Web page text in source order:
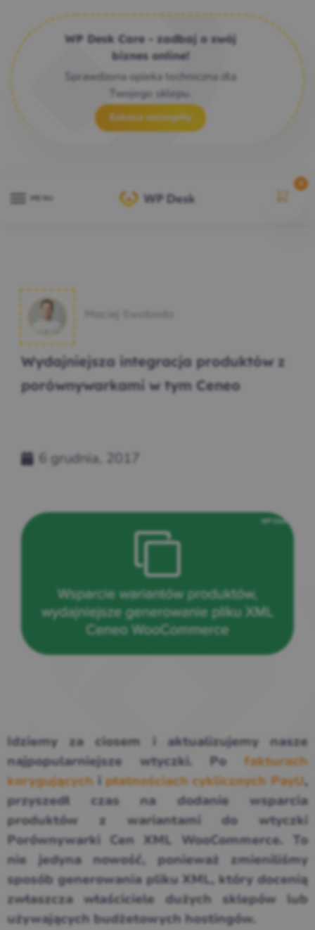
WP Desk Care - zadbaj o swój
biznes online!
Sprawdzona opieka techniczna dla
Twojego sklepu.
Zobacz szczegóły
Wydajniejsza integracja produktów z
porównywarkami w tym Ceneo
6 grudnia, 2017
Idziemy za ciosem i aktualizujemy nasze
najpopularniejsze wtyczki. Po fakturach
korygujących
płatnościach cyklicznych PayU ,
przyszedł czas na dodanie wsparcia
produktów z wariantami do wtyczki
Porównywarki Cen XML WooCommerce. To
nie jedyna nowość, ponieważ zmieniliśmy
sposób generowania pliku XML, który docenią
zwłaszcza właściciele dużych sklepów lub
używających budżetowych hostingów.